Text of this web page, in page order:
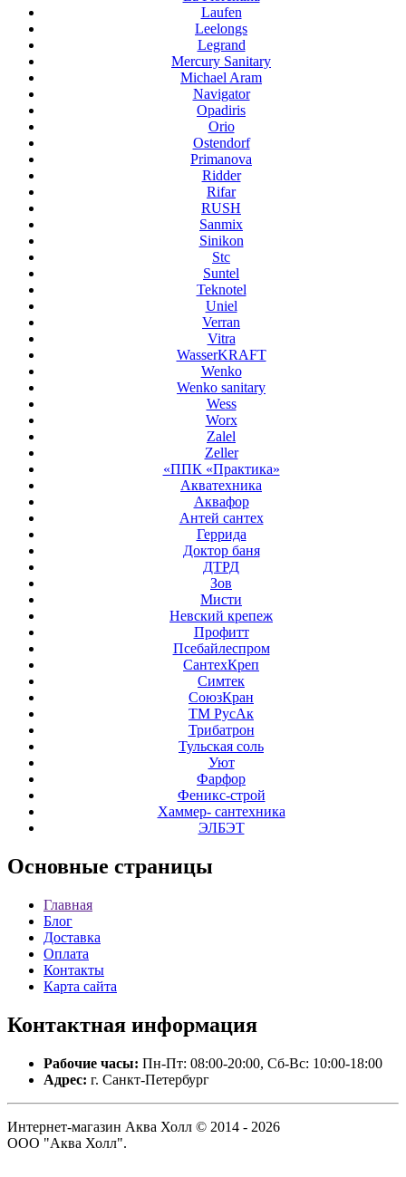
Laufen
Leelongs
Legrand
Mercury Sanitary
Michael Aram
Navigator
Opadiris
Orio
Ostendorf
Primanova
Ridder
Rifar
RUSH
Sanmix
Sinikon
Stc
Suntel
Teknotel
Uniel
Verran
Vitra
WasserKRAFT
Wenko
Wenko sanitary
Wess
Worx
Zalel
Zeller
«ППК «Практика»
Акватехника
Аквафор
Антей сантех
Геррида
Доктор баня
ДТРД
Зов
Мисти
Невский крепеж
Профитт
Псебайлеспром
СантехКреп
Симтек
СоюзКран
ТМ РусАк
Трибатрон
Тульская соль
Уют
Фарфор
Феникс-строй
Хаммер- сантехника
ЭЛБЭТ
Основные страницы
Главная
Блог
Доставка
Оплата
Контакты
Карта сайта
Контактная информация
Рабочие часы: Пн-Пт: 08:00-20:00, Сб-Вс: 10:00-18:00
Адрес: г. Санкт-Петербург
Интернет-магазин Аква Холл © 2014 - 2026
ООО "Аква Холл".